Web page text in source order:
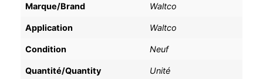
Marque/Brand Waltco
Application Waltco
Condition Neuf
Quantité/Quantity Unité